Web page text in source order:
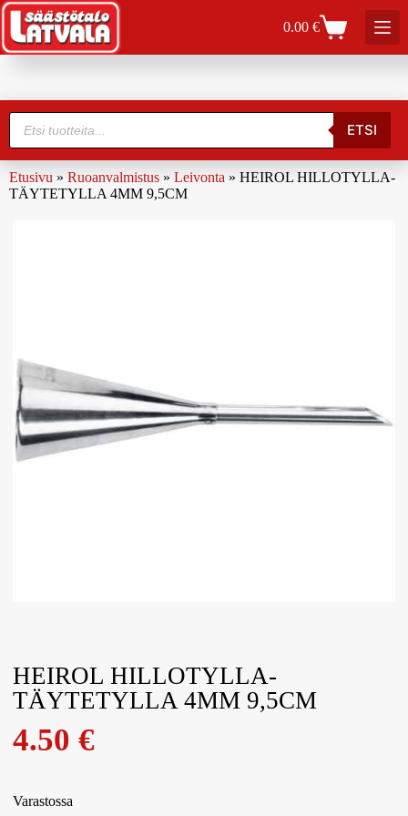
0.00€
ETSI
Etusivu » Ruoanvalmistus » Leivonta » HEIROL HILLOTYLLA-
TÄYTETYLLA 4MM 9,5CM
HEIROL HILLOTYLLA-
TÄYTETYLLA 4MM 9,5CM
4.50€
Varastossa